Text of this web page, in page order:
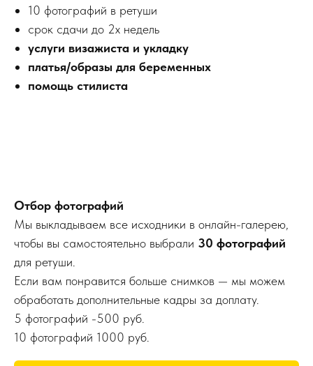
10 фотографий в ретуши
срок сдачи до 2х недель
услуги визажиста и укладку
платья/образы для беременных
помощь стилиста
Отбор фотографий
Мы выкладываем все исходники в онлайн-галерею,
чтобы вы самостоятельно выбрали 30 фотографий
для ретуши.
Если вам понравится больше снимков — мы можем
обработать дополнительные кадры за доплату.
5 фотографий -500 руб.
10 фотографий 1000 руб.